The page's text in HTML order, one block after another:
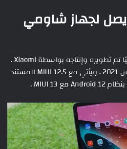
تحديث MIUI 14 يصل لجهاز شاومي
جهازًا لوحيًا تم تطويره وإنتاجه بواسطة Xiaomi .
وتم الإعلان عنه في أغسطس 2021 . ويأتي مع MIUI 12.5 المستند